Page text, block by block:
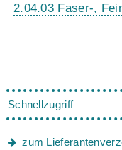
2.04.03 Faser-,
Schnellzugriff
zum